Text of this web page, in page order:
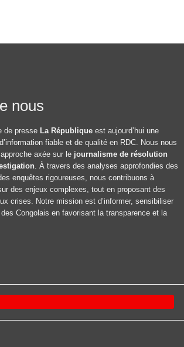
nous
de presse La République est aujourd’hui une
fiable et de qualité en RDC. Nous nous
axée sur le journalisme de résolution
. À travers des analyses approfondies des
enquêtes rigoureuses, nous contribuons à
des enjeux complexes, tout en proposant des
crises. Notre mission est d’informer, sensibiliser
Congolais en favorisant la transparence et la